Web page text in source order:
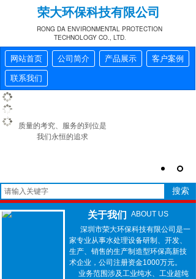
荣大环保科技有限公司
RONG DA ENVIRONMENTAL PROTECTION
TECHNOLOGY CO., LTD
网站首页 公司简介 产品展示 客户案例
联系我们
重质量、讲信誉、高效率
质量的考究、服务的到位是
我们永恒的追求
搜索
关于我们
ABOUT US
深圳市荣大环保科技有限公司是一
家专业从事水处理设备研制、开发、
生产、销售的生产制造型环保高新技
术企业，公司注册资金1000万元。
业务范围涉及工业纯水、工业超纯